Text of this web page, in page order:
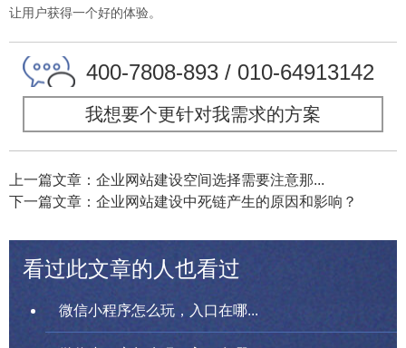
让用户获得一个好的体验。
400-7808-893 / 010-64913142
我想要个更针对我需求的方案
上一篇文章：企业网站建设空间选择需要注意那...
下一篇文章：企业网站建设中死链产生的原因和影响？
看过此文章的人也看过
微信小程序怎么玩，入口在哪...